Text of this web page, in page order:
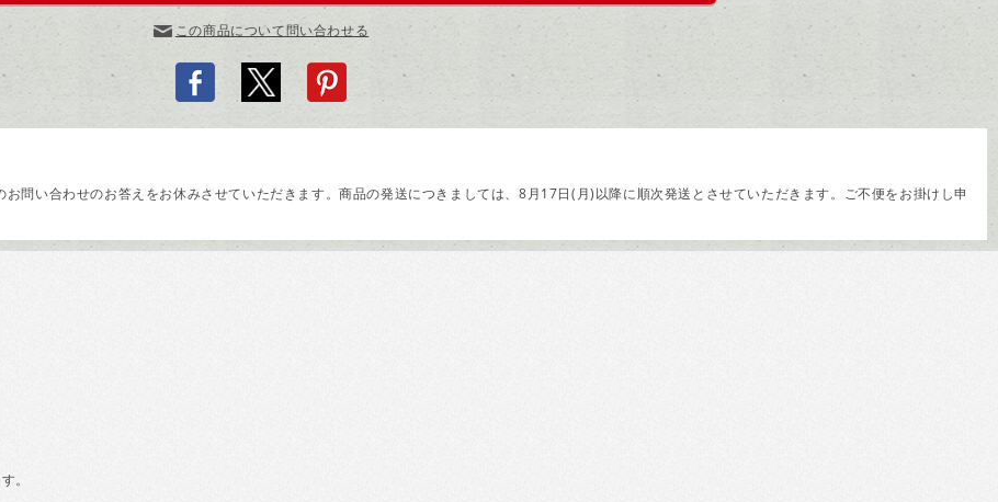
この商品について問い合わせる
問い合わせのお答えをお休みさせていただきます。商品の発送につきましては、8月17日(月)以降に順次発送とさせていただきます。ご不便をお掛けし申
。